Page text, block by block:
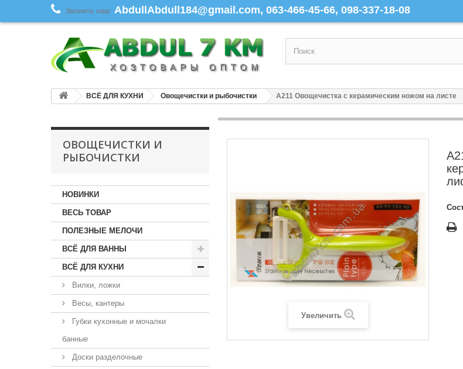
Звоните нам: AbdullAbdull184@gmail.com, 063-466-45-66, 098-337-18-08
ВСЁ ДЛЯ КУХНИ Овощечистки и рыбочистки A211 Овощечистка с керамическим ножом на листе
ОВОЩЕЧИСТКИ И
РЫБОЧИСТКИ
НОВИНКИ
ВЕСЬ ТОВАР
ПОЛЕЗНЫЕ МЕЛОЧИ
ВСЁ ДЛЯ ВАННЫ
ВСЁ ДЛЯ КУХНИ
Вилки, ложки
Весы, кантеры
Губки кухонные и мочалки
банные
Доски разделочные
Увеличить